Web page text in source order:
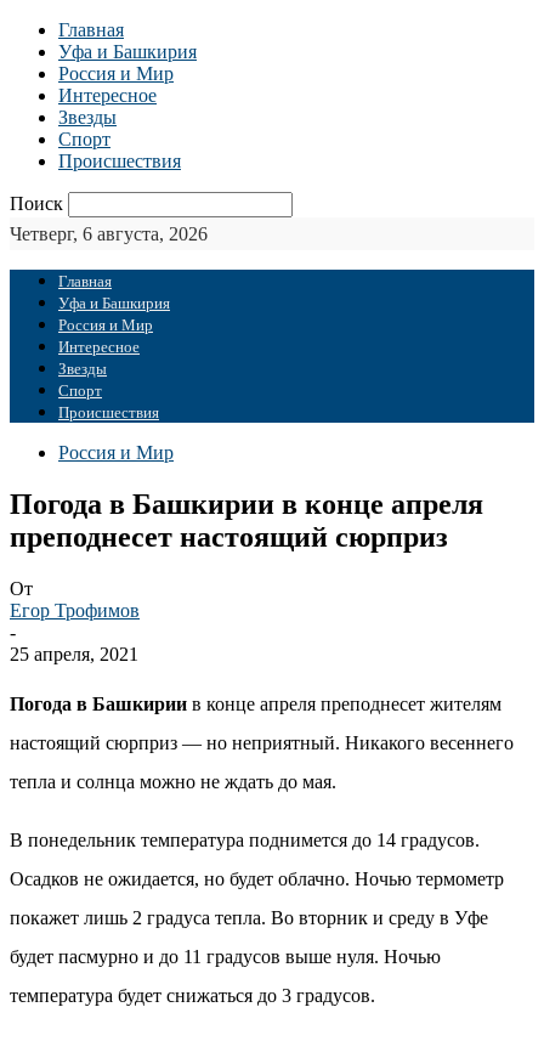
Главная
Уфа и Башкирия
Россия и Мир
Интересное
Звезды
Спорт
Происшествия
Поиск
Четверг, 6 августа, 2026
Главная
Уфа и Башкирия
Россия и Мир
Интересное
Звезды
Спорт
Происшествия
Россия и Мир
Погода в Башкирии в конце апреля
преподнесет настоящий сюрприз
От
Егор Трофимов
-
25 апреля, 2021
Погода в Башкирии в конце апреля преподнесет жителям
настоящий сюрприз — но неприятный. Никакого весеннего
тепла и солнца можно не ждать до мая.
В понедельник температура поднимется до 14 градусов.
Осадков не ожидается, но будет облачно. Ночью термометр
покажет лишь 2 градуса тепла. Во вторник и среду в Уфе
будет пасмурно и до 11 градусов выше нуля. Ночью
температура будет снижаться до 3 градусов.